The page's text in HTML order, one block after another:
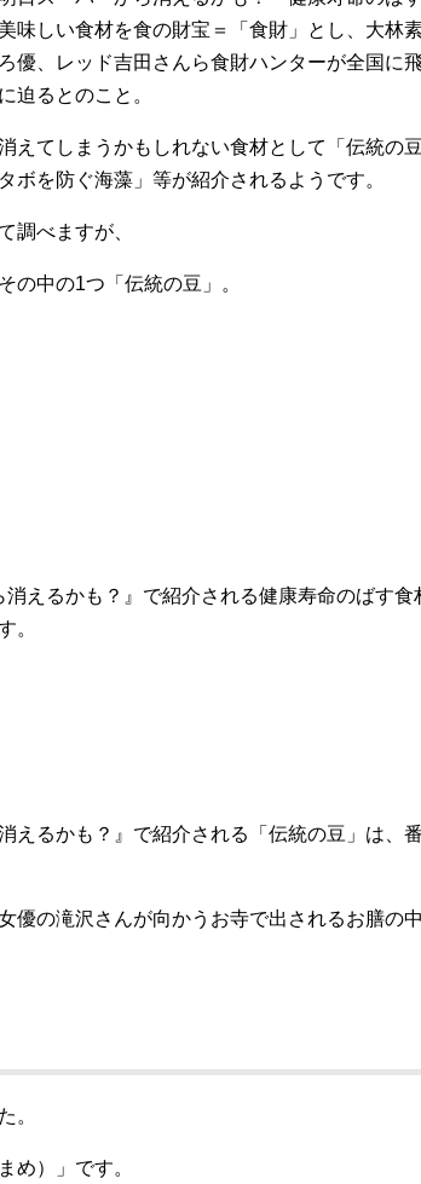
味しい食材を食の財宝＝「食財」とし、大林
優、レッド吉田さんら食財ハンターが全国に
迫るとのこと。
えてしまうかもしれない食材として「伝統の豆
ボを防ぐ海藻」等が紹介されるようです。
調べますが、
の中の1つ「伝統の豆」。
えるかも？』で紹介される健康寿命のばす食
。
えるかも？』で紹介される「伝統の豆」は、
優の滝沢さんが向かうお寺で出されるお膳の
。
め）」です。